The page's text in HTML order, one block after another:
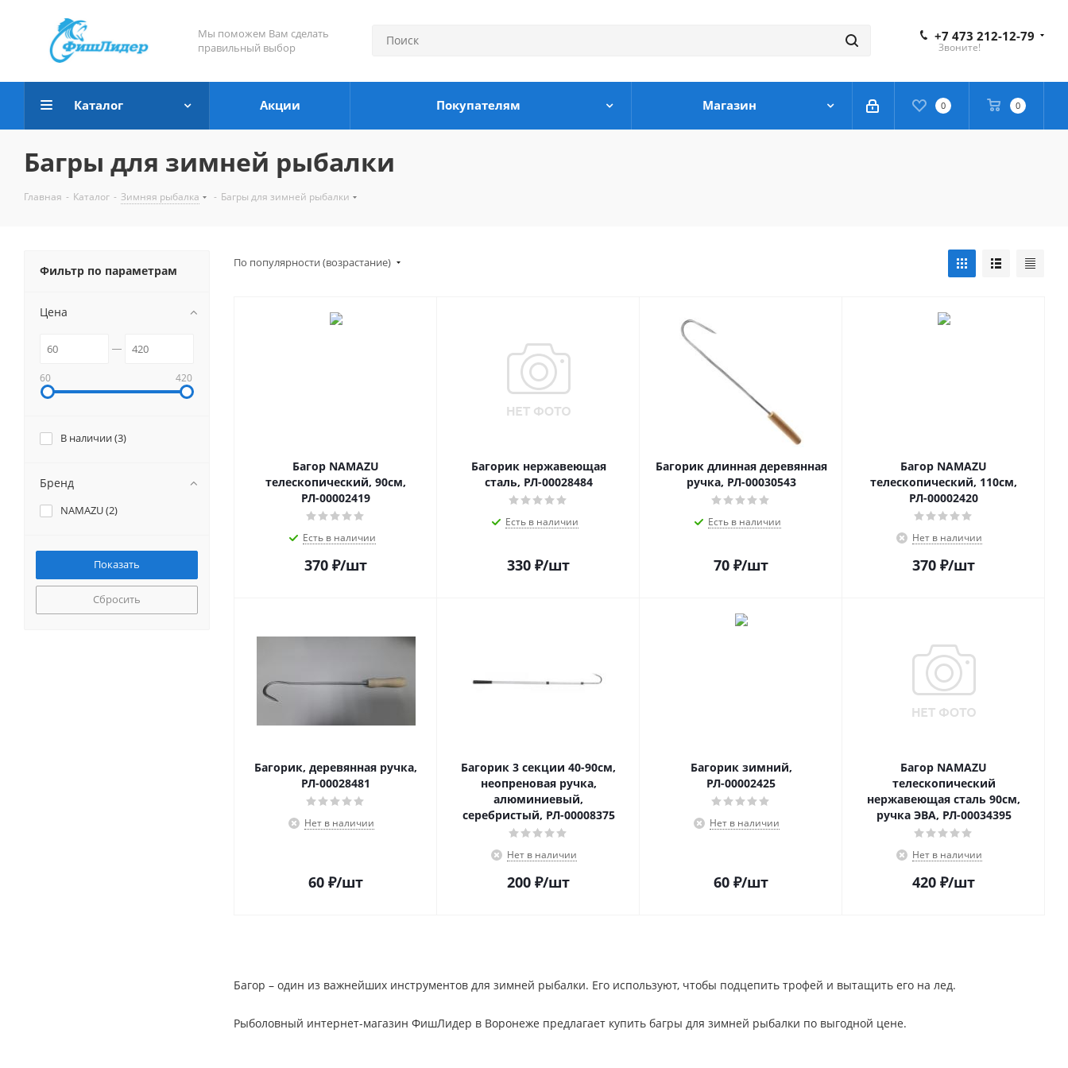
Мы поможем Вам сделать
правильный выбор
+7 473 212-12-79
Звоните!
0 0
Каталог Акции Покупателям Магазин
Багры для зимней рыбалки
Главная - Каталог - Зимняя рыбалка - Багры для зимней рыбалки
По популярности (возрастание)
Багор NAMAZU
телескопический, 90см,
РЛ-00002419
Есть в наличии
370 ₽/шт
Багорик нержавеющая
сталь, РЛ-00028484
Есть в наличии
330 ₽/шт
Багорик длинная деревянная
ручка, РЛ-00030543
Есть в наличии
70 ₽/шт
Багор NAMAZU
телескопический, 110см,
РЛ-00002420
Нет в наличии
370 ₽/шт
Багорик, деревянная ручка,
РЛ-00028481
Нет в наличии
60 ₽/шт
Багорик 3 секции 40-90см,
неопреновая ручка,
алюминиевый,
серебристый, РЛ-00008375
Нет в наличии
200 ₽/шт
Багорик зимний,
РЛ-00002425
Нет в наличии
60 ₽/шт
Багор NAMAZU
телескопический
нержавеющая сталь 90см,
ручка ЭВА, РЛ-00034395
Нет в наличии
420 ₽/шт
Багор – один из важнейших инструментов для зимней рыбалки. Его используют, чтобы подцепить трофей и вытащить его на лед.
Рыболовный интернет-магазин ФишЛидер в Воронеже предлагает купить багры для зимней рыбалки по выгодной цене.
Фильтр по параметрам
Цена
60 420
В наличии (3)
Бренд
NAMAZU (2)
Сбросить